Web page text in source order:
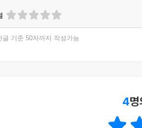
글 기준 50자까지 작성가능
4